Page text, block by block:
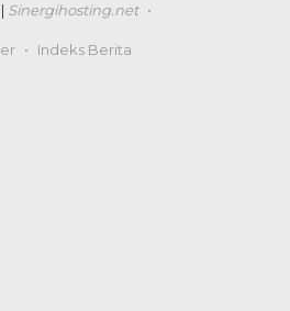
Sinergihosting.net
Indeks Berita